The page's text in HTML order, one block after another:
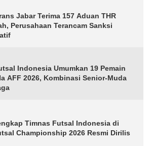
Jabar Terima 157 Aduan THR
Perusahaan Terancam Sanksi
Indonesia Umumkan 19 Pemain
AFF 2026, Kombinasi Senior-Muda
Timnas Futsal Indonesia di
Championship 2026 Resmi Dirilis